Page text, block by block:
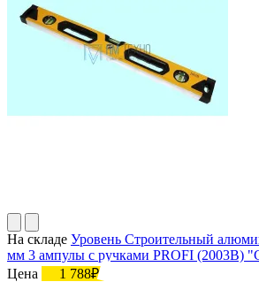
На складе Уровень Строительный
мм 3 ампулы с ручками PROFI (2003В)
Цена
1 788₽